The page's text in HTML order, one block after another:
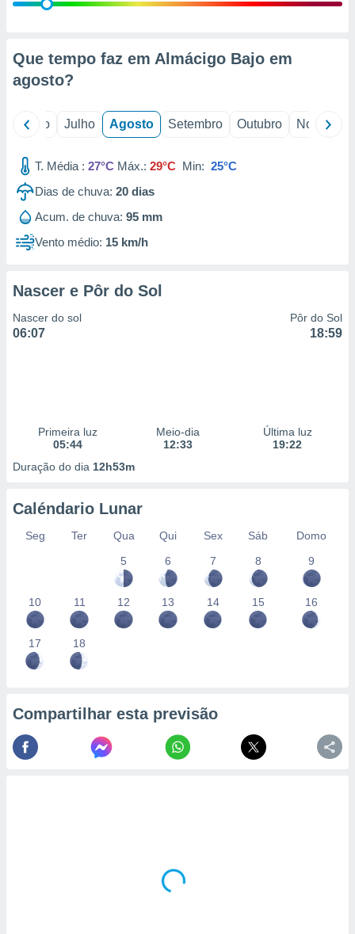
através
estudos
1199
Que tempo faz em Almácigo Bajo em
agosto?
Junho Julho Agosto Setembro Outubro Novembro
T. Média : 27°C Máx.: 29°C Min: 25°C
Dias de chuva: 20 dias
Acum. de chuva: 95 mm
Vento médio: 15 km/h
Nascer e Pôr do Sol
Nascer do sol
06:07
Pôr do Sol
18:59
Primeira luz
05:44
Meio-dia
12:33
Última luz
19:22
Duração do dia 12h53m
Caléndario Lunar
Seg Ter Qua Qui Sex Sáb
Domo
5
6 7 8 9
10 11 12 13 14 15 16
17 18
Compartilhar esta previsão